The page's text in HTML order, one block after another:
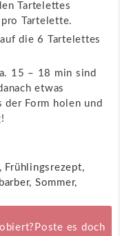
Tartelettes
Tartelette.
die 6 Tartelettes
15 – 18 min sind
etwas
der Form holen und
Frühlingsrezept,
Sommer,
Poste es doch